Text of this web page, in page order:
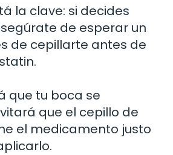
la clave: si decides
de esperar un
de cepillarte antes de
que tu boca se
que el cepillo de
el medicamento justo